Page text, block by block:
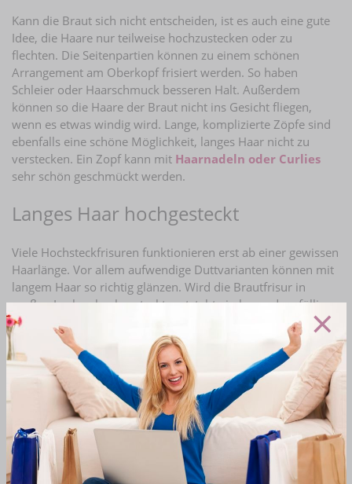
Kann die Braut sich nicht entscheiden, ist es auch eine gute
Idee, die Haare nur teilweise hochzustecken oder zu
flechten. Die Seitenpartien können zu einem schönen
Arrangement am Oberkopf frisiert werden. So haben
Schleier oder Haarschmuck besseren Halt. Außerdem
können so die Haare der Braut nicht ins Gesicht fliegen,
wenn es etwas windig wird. Lange, komplizierte Zöpfe sind
ebenfalls eine schöne Möglichkeit, langes Haar nicht zu
verstecken. Ein Zopf kann mit Haarnadeln oder Curlies
sehr schön geschmückt werden.
Langes Haar hochgesteckt
Viele Hochsteckfrisuren funktionieren erst ab einer gewissen
Haarlänge. Vor allem aufwendige Duttvarianten können mit
langem Haar so richtig glänzen. Wird die Brautfrisur in
großen Locken hochgesteckt, entsteht ein besonders fülliger
und romantischer Dutt. Vor allem geflochtene
Hochsteckfrisuren sind mit langem Haar einfach traumhaft
schön.
Möglichkeiten der Brautfrisur für
langes Haar
Ein guter Friseur kann der Braut mit langem Haar
wunderschöne Ideen geben. Denn häufig hängt es auch von
×